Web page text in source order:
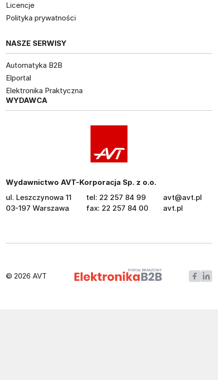
Licencje
Polityka prywatności
NASZE SERWISY
Automatyka B2B
Elportal
Elektronika Praktyczna
WYDAWCA
Wydawnictwo AVT-Korporacja Sp. z o.o.
ul. Leszczynowa 11
03-197 Warszawa
tel: 22 257 84 99
fax: 22 257 84 00
avt@avt.pl
avt.pl
© 2026 AVT